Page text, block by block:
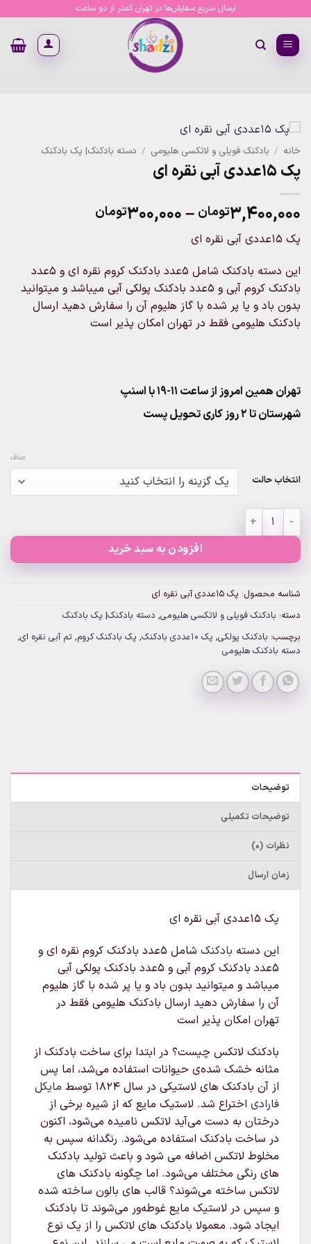
content
ارسال سریع سفارش‌ها در تهران کمتر از دو ساعت
خانه / بادکنک فویلی و لاتکسی هلیومی / دسته بادکنک| پک بادکنک
پک ۱۵عددی آبی نقره ای
۳,۴۰۰,۰۰۰تومان –۳۰۰,۰۰۰تومان
through
۳,۴۰۰,۰۰۰تومان
پک ۱۵عددی آبی نقره ای
این دسته بادکنک شامل ۵عدد بادکنک کروم نقره ای و ۵عدد
بادکنک کروم آبی و ۵عدد بادکنک پولکی آبی میباشد و میتوانید
بدون باد و یا پر شده با گاز هلیوم آن را سفارش دهید ارسال
بادکنک هلیومی فقط در تهران امکان پذیر است
تهران همین امروز از ساعت ۱۱-۱۹ با اسنپ
شهرستان تا 2 روز کاری تحویل پست
انتخاب حالت
صاف
افزودن به سبد خرید
شناسه محصول: پک ۱۵عددی آبی نقره ای
دسته: بادکنک فویلی و لاتکسی هلیومی, دسته بادکنک| پک بادکنک
برچسب: بادکنک پولکی, پک 10عددی بادکنک , پک بادکنک کروم, تم آبی نقره ای,
دسته بادکنک هلیومی
توضیحات
توضیحات تکمیلی
نظرات (0)
زمان ارسال
پک ۱۵عددی آبی نقره ای
این دسته بادکنک
شامل ۵عدد بادکنک کروم نقره ای و
۵عدد بادکنک کروم آبی و ۵عدد بادکنک پولکی آبی
میباشد و میتوانید بدون باد و یا پر شده با گاز هلیوم
آن را سفارش دهید ارسال بادکنک هلیومی فقط در
تهران امکان پذیر است
بادکنک لاتکس چیست؟ در ابتدا برای ساخت بادکنک از
مثانه خشک شده‌ی حیوانات استفاده می‌شد، اما پس
از آن بادکنک های لاستیکی در سال ۱۸۲۴ توسط
مایکل
فارادی اختراع شد. لاستیک مایع که از شیره برخی از
درختان به دست می‌آید لاتکس نامیده می‌شود، اکنون
در ساخت بادکنک استفاده می‌شود. رنگدانه سپس به
مخلوط لاتکس اضافه می شود و باعث تولید بادکنک
های رنگی مختلف می‌شود. اما چگونه بادکنک های
لاتکس ساخته می‌شوند؟ قالب های بالون ساخته شده
و سپس در لاستیک مایع غوطه‌ور می‌شوند تا بادکنک
ایجاد شود. معمولا بادکنک های لاتکس را از یک نوع